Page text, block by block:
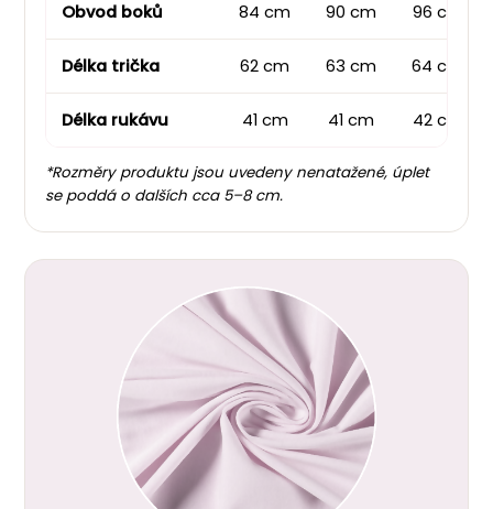
Obvod boků 84 cm 90 cm 96 cm
Délka trička 62 cm 63 cm 64 cm
Délka rukávu 41 cm 41 cm 42 cm
*Rozměry produktu jsou uvedeny nenatažené, úplet
se poddá o dalších cca 5–8 cm.